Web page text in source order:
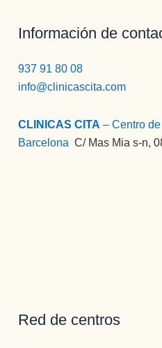
Información de
937 91 80 08
info@clinicascita.com
CLINICAS CITA – Centro
Barcelona :C/ Mas Mia s-n,
Red de centros